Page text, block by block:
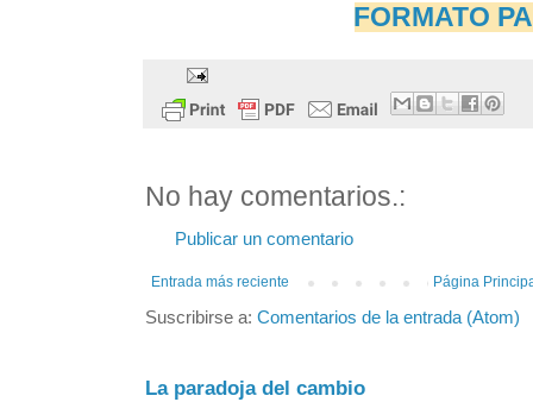
FORMATO
No hay comentarios.:
Publicar un comentario
Entrada más reciente Página
Suscribirse a: Comentarios de la entrada (Atom)
La paradoja del cambio